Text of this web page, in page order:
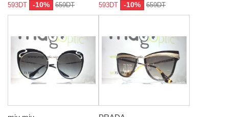
593DT -10% 659DT 593DT -10% 659DT